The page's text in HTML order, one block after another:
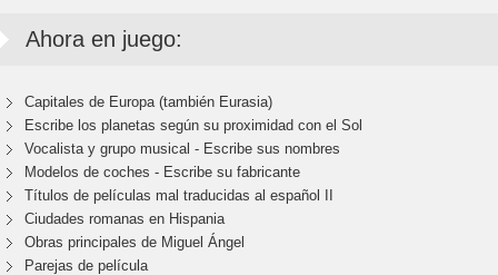
Ahora en juego:
Capitales de Europa (también Eurasia)
Escribe los planetas según su proximidad con el Sol
Vocalista y grupo musical - Escribe sus nombres
Modelos de coches - Escribe su fabricante
Títulos de películas mal traducidas al español II
Ciudades romanas en Hispania
Obras principales de Miguel Ángel
Parejas de película